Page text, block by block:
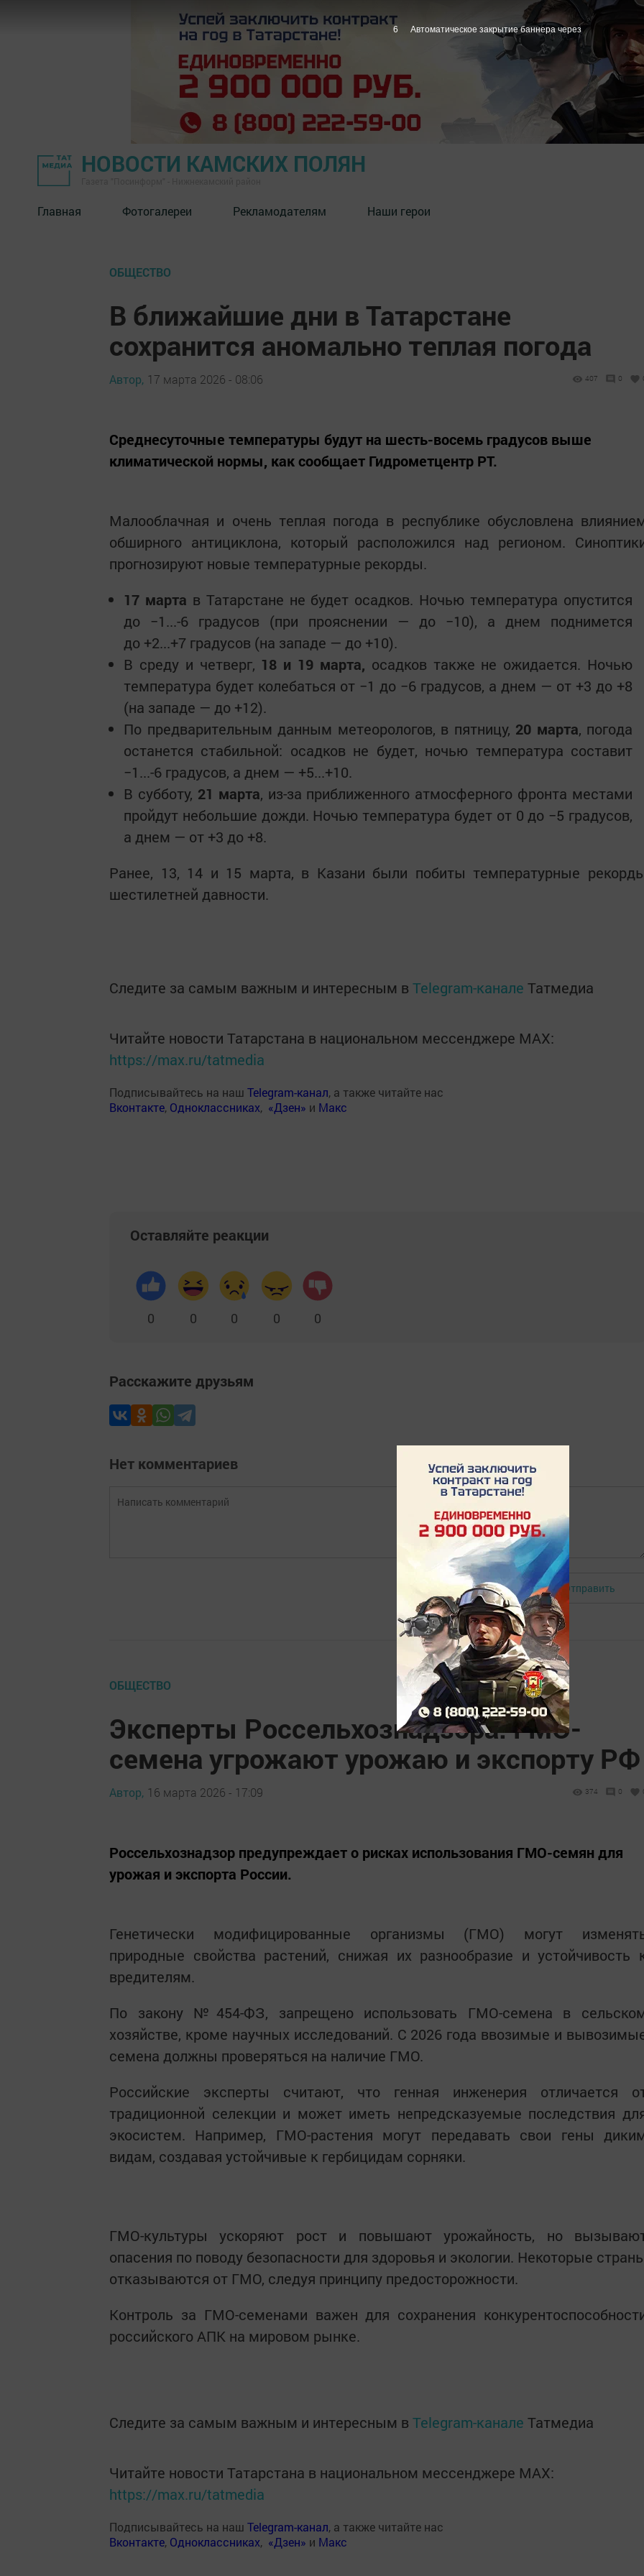
НОВОСТИ КАМСКИХ ПОЛЯН
Главная Фотогалереи Рекламодателям Наши герои
ОБЩЕСТВО
В ближайшие дни в Татарстане
сохранится аномально теплая погода
Автор, 17 марта 2026 - 08:06 407 0
Среднесуточные температуры будут на шесть-восемь градусов выше
климатической нормы, как сообщает Гидрометцентр РТ.
Малооблачная и очень теплая погода в республике обусловлена
обширного антициклона, который расположился над регионом.
прогнозируют новые температурные рекорды.
17 марта в Татарстане не будет осадков. Ночью температура опустится
до −1...-6 градусов (при прояснении — до −10), а днем поднимется
до +2...+7 градусов (на западе — до +10).
В среду и четверг, 18 и 19 марта, осадков также не ожидается. Ночью
температура будет колебаться от −1 до −6 градусов, а днем — от +3 до +8
(на западе — до +12).
По предварительным данным метеорологов, в пятницу, 20 марта, погода
останется стабильной: осадков не будет, ночью температура составит
−1...-6 градусов, а днем — +5...+10.
В субботу, 21 марта, из-за приближенного атмосферного фронта местами
пройдут небольшие дожди. Ночью температура будет от 0 до −5 градусов,
а днем — от +3 до +8.
Ранее, 13, 14 и 15 марта, в Казани были побиты температурные
шестилетней давности.
Следите за самым важным и интересным в Telegram-канале Татмедиа
Читайте новости Татарстана в национальном мессенджере MАХ:
https://max.ru/tatmedia
Подписывайтесь на наш Telegram-канал, а также читайте нас
Вконтакте, Одноклассниках, «Дзен» и Макс
Оставляйте реакции
0 0 0 0 0
Расскажите друзьям
Нет комментариев
Авторизоваться Отправить
ОБЩЕСТВО
Эксперты Россельхознадзора: ГМО-
семена угрожают урожаю и экспорту РФ
Автор, 16 марта 2026 - 17:09 374 0
Россельхознадзор предупреждает о рисках использования ГМО-семян для
урожая и экспорта России.
Генетически модифицированные организмы (ГМО) могут
природные свойства растений, снижая их разнообразие и устойчивость
вредителям.
По закону №454-ФЗ, запрещено использовать ГМО-семена в
хозяйстве, кроме научных исследований. С 2026 года ввозимые и
семена должны проверяться на наличие ГМО.
Российские эксперты считают, что генная инженерия отличается
традиционной селекции и может иметь непредсказуемые последствия
экосистем. Например, ГМО-растения могут передавать свои гены
видам, создавая устойчивые к гербицидам сорняки.
ГМО-культуры ускоряют рост и повышают урожайность, но
опасения по поводу безопасности для здоровья и экологии. Некоторые
отказываются от ГМО, следуя принципу предосторожности.
Контроль за ГМО-семенами важен для сохранения
российского АПК на мировом рынке.
Следите за самым важным и интересным в Telegram-канале Татмедиа
Читайте новости Татарстана в национальном мессенджере MАХ:
https://max.ru/tatmedia
Подписывайтесь на наш Telegram-канал, а также читайте нас
Вконтакте, Одноклассниках, «Дзен» и Макс
5 Автоматическое закрытие баннера через